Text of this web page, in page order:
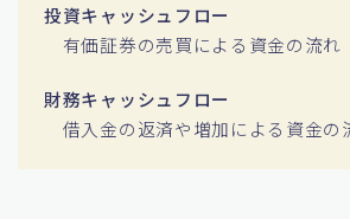
投資キャッシュフロー
有価証券の売買による資金の流れ
財務キャッシュフロー
借入金の返済や増加による資金の